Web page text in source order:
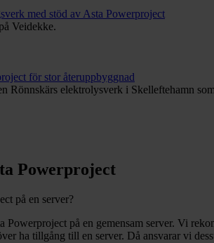
med stöd av Asta Powerproject
Veidekke.
för stor återuppbyggnad
Rönnskärs elektrolysverk i Skelleftehamn
Powerproject
på en server?
Powerproject på en gemensam server. Vi
ha tillgång till en server. Då ansvarar vi